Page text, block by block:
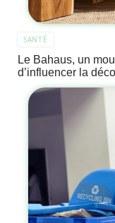
SANTÉ
Le Bahaus, un
d’influencer la